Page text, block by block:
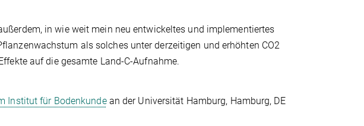
in wie weit mein neu entwickeltes und implementiertes
als solches unter derzeitigen und erhöhten CO2
auf die gesamte Land-C-Aufnahme.
Institut für Bodenkundean der Universität Hamburg, Hamburg, DE